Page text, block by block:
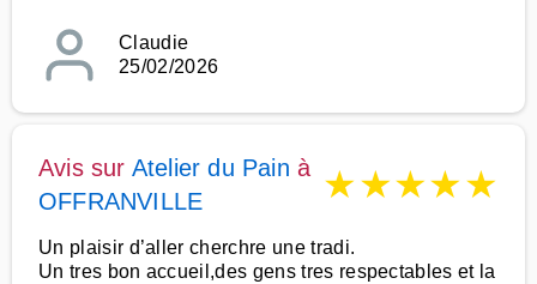
Claudie
25/02/2026
Avis sur Atelier du Pain à
OFFRANVILLE
★★★★★
Un plaisir d’aller cherchre une tradi.
Un tres bon accueil,des gens tres respectables et la